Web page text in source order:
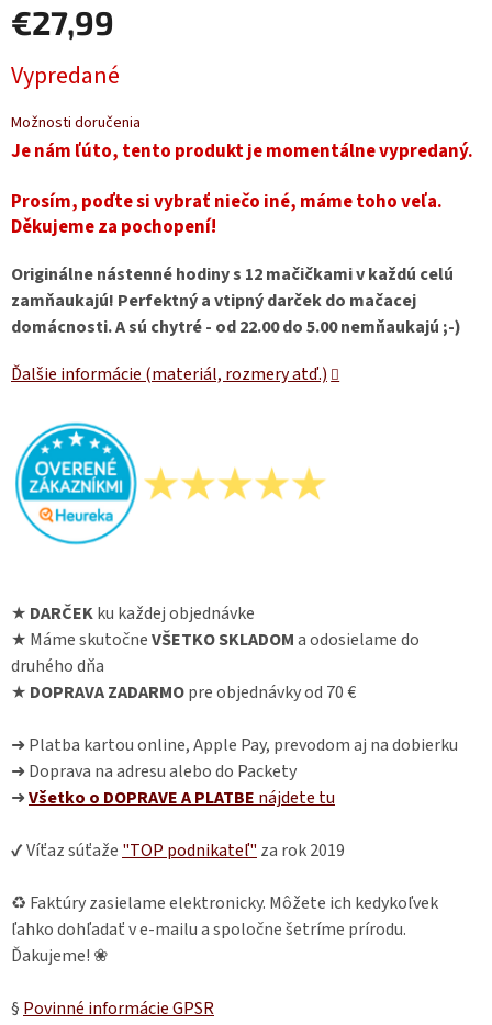
€27,99
cena:
Vypredané
Možnosti doručenia
Je nám ľúto, tento produkt je momentálne vypredaný.
Prosím, poďte si vybrať niečo iné, máme toho veľa.
Děkujeme za pochopení!
Originálne nástenné hodiny s 12 mačičkami v každú celú
zamňaukajú! Perfektný a vtipný darček do mačacej
domácnosti. A sú chytré - od 22.00 do 5.00 nemňaukajú ;-)
Ďalšie informácie (materiál, rozmery atď.)
★ DARČEKku každej objednávke
★ Máme skutočneVŠETKO SKLADOMa odosielame do
druhého dňa
★ DOPRAVA ZADARMOpre objednávky od 70 €
➜ Platba kartou online, Apple Pay, prevodom aj na dobierku
➜ Doprava na adresu alebo do Packety
➜Všetko o DOPRAVE A PLATBE nájdete tu
✔ Víťaz súťaže "TOP podnikateľ" za rok 2019
♻ Faktúry zasielame elektronicky. Môžete ich kedykoľvek
ľahko dohľadať v e-mailu a spoločne šetríme prírodu.
Ďakujeme! ❀
§ Povinné informácie GPSR